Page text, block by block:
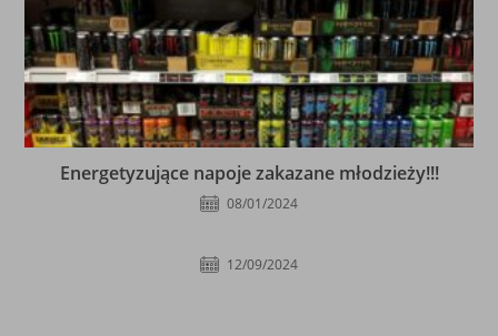
Energetyzujące napoje zakazane młodzieży!!!
08/01/2024
12/09/2024